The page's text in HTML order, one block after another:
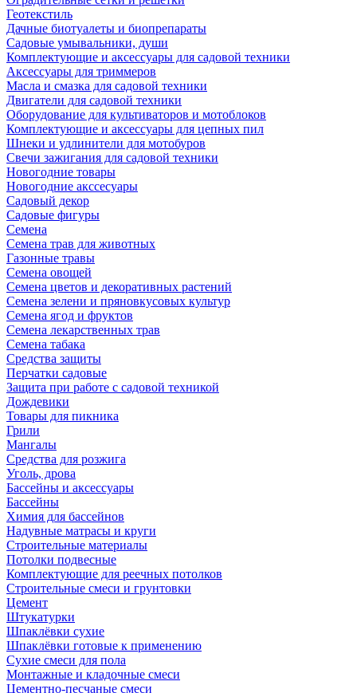
Геотекстиль
Дачные биотуалеты и биопрепараты
Садовые умывальники, души
Комплектующие и аксессуары для садовой техники
Аксессуары для триммеров
Масла и смазка для садовой техники
Двигатели для садовой техники
Оборудование для культиваторов и мотоблоков
Комплектующие и аксессуары для цепных пил
Шнеки и удлинители для мотобуров
Свечи зажигания для садовой техники
Новогодние товары
Новогодние акссесуары
Садовый декор
Садовые фигуры
Семена
Семена трав для животных
Газонные травы
Семена овощей
Семена цветов и декоративных растений
Семена зелени и пряновкусовых культур
Семена ягод и фруктов
Семена лекарственных трав
Семена табака
Средства защиты
Перчатки садовые
Защита при работе с садовой техникой
Дождевики
Товары для пикника
Грили
Мангалы
Средства для розжига
Уголь, дрова
Бассейны и аксессуары
Бассейны
Химия для бассейнов
Надувные матрасы и круги
Строительные материалы
Потолки подвесные
Комплектующие для реечных потолков
Строительные смеси и грунтовки
Цемент
Штукатурки
Шпаклёвки сухие
Шпаклёвки готовые к применению
Сухие смеси для пола
Монтажные и кладочные смеси
Цементно-песчаные смеси